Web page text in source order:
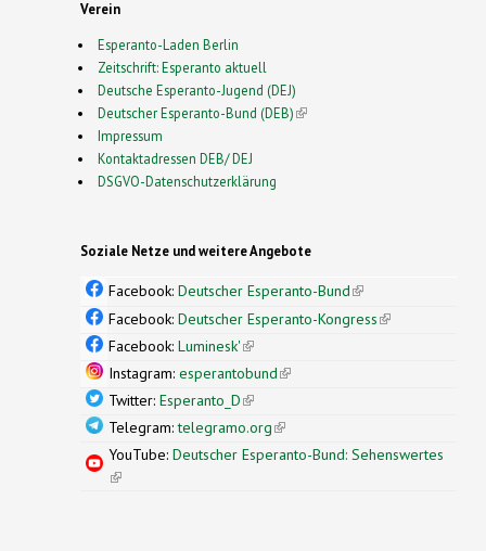
Verein
Esperanto-Laden Berlin
Zeitschrift: Esperanto aktuell
Deutsche Esperanto-Jugend (DEJ)
Deutscher Esperanto-Bund (DEB)(link is external)
Impressum
Kontaktadressen DEB/ DEJ
DSGVO-Datenschutzerklärung
Soziale Netze und weitere Angebote
Facebook: Deutscher Esperanto-Bund(link is
external)
Facebook: Deutscher Esperanto-Kongress(link is
Facebook: Luminesk'(link is external)
Instagram: esperantobund(link is external)
Twitter: Esperanto_D(link is external)
Telegram:telegramo.org(link is external)
YouTube: Deutscher Esperanto-Bund: Sehenswertes
(link is external)